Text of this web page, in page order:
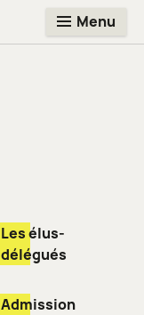
Menu
Les élus-
délégués
Admission